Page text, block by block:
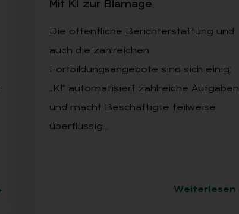
Mit KI zur Bla­ma­ge
Die öffentliche Berichterstattung und
auch die zahlreichen
Fortbildungsangebote sind sich einig:
„KI“ automatisiert zahlreiche Aufgaben
und macht Beschäftigte teilweise
überflüssig…
Weiterlesen